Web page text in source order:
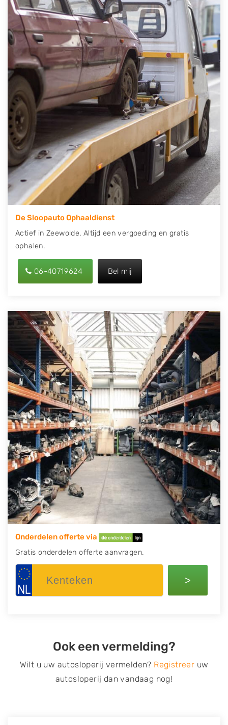
verkopen en op te laten halen door de Sloopauto
Ophaaldienst van Autosloperijen.nl. Wij kunnen uw
auto gratis ophalen in Zeewolde. Neem telefonisch
contact op of maak een terugbelafspraak. Wilt u
direct een tweedehands auto onderdelen offerte
aanvragen? Dat kan via de Onderdelenlijn! Vul uw
kenteken in en druk op verzenden.
Wij kunnen u helpen met de inkoop van auto's van
eigenlijk alle merken, zoals Alfa Romeo, Audi, BMW,
Chevrolet, Citroën, Dacia, Fiat, Ford, Honda, Hyundai,
Kia, Mazda, Mercedes Benz, Mitsubishi, Nissan, Opel,
Peugeot, Porsche, Renault, Seat, Skoda, Suzuki, Tesla,
Toyota, Volkswagen en Volvo.
De Sloopauto Ophaaldienst
Actief in Zeewolde. Altijd een vergoeding en gratis
ophalen.
06-40719624 Bel mij
Onderdelen offerte via
Gratis onderdelen offerte aanvragen.
>
Ook een vermelding?
Wilt u uw autosloperij vermelden? Registreer uw
autosloperij dan vandaag nog!